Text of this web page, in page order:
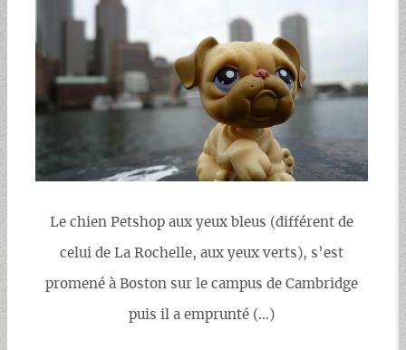
Le chien Petshop aux yeux bleus (différent de
celui de La Rochelle, aux yeux verts), s’est
promené à Boston sur le campus de Cambridge
puis il a emprunté (…)